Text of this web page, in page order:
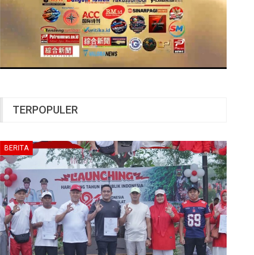
TERPOPULER
BERITA